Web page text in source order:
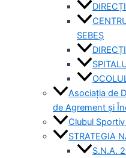
SEBEȘ
Asociația de
de Agrement și
Clubul
STRATEGIA
S.N.A.